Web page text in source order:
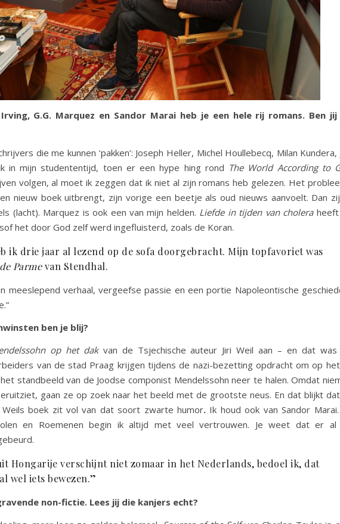
G.G. Marquez en Sandor Marai heb je een hele rij romans. Ben jij
die me kunnen ‘pakken’: Joseph Heller, Michel Houllebecq, Milan Kundera,
in mijn studententijd, toen er een hype hing rond The World According to
volgen, al moet ik zeggen dat ik niet al zijn romans heb gelezen. Het
nieuw boek uitbrengt, zijn vorige een beetje als oud nieuws aanvoelt. Dan
(lacht). Marquez is ook een van mijn helden. Liefde in tijden van cholera
het door God zelf werd ingefluisterd, zoals de Koran.
ik drie jaar al lezend op de sofa doorgebracht. Mijn topfavoriet was
Parmevan Stendhal.
meeslepend verhaal, vergeefse passie en een portie Napoleontische
ben je blij?
op het dak van de Tsjechische auteur Jiri Weil aan – en dat was
van de stad Praag krijgen tijdens de nazi-bezetting opdracht om op
standbeeld van de Joodse componist Mendelssohn neer te halen. Omdat
gaan ze op zoek naar het beeld met de grootste neus. En dat blijkt
Weils boek zit vol van dat soort zwarte humor. Ik houd ook van Sandor Marai.
en Roemenen begin ik altijd met veel vertrouwen. Je weet dat er al
Hongarije verschijnt niet zomaar in het Nederlands, bedoel ik, dat
wel iets bewezen.”
non-fictie. Lees jij die kanjers echt?